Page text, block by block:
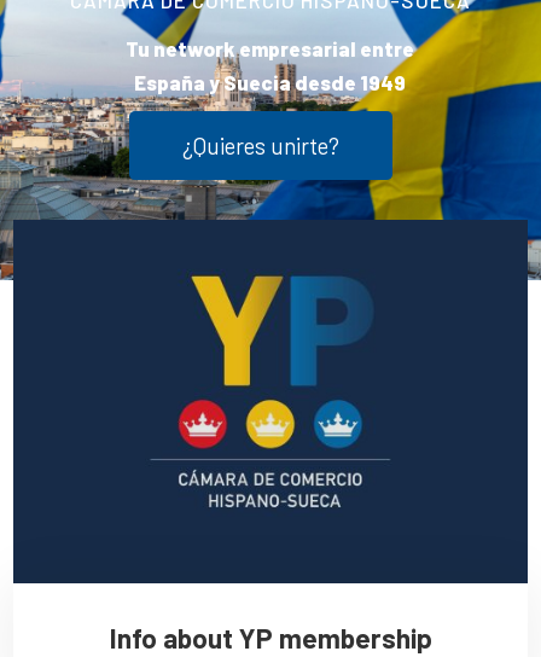
¿Quieres unirte?
Info about YP membership